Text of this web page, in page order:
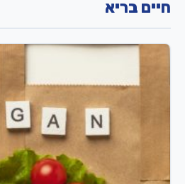
חיים בריא